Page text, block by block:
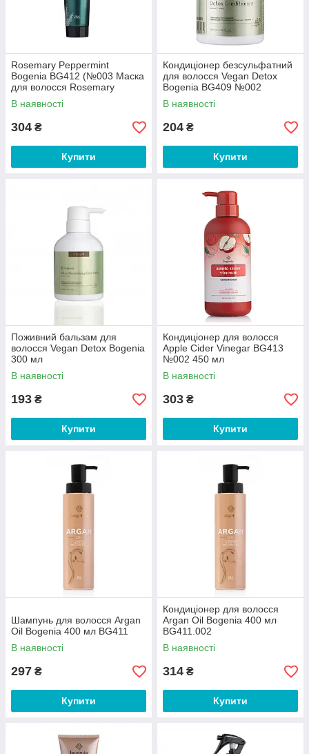
Rosemary Peppermint
Bogenia BG412 (№003 Маска
для волосся Rosemary
Peppermint (300 мл) (48/1))
В наявності
304 ₴
Купити
Кондиціонер безсульфатний
для волосся Vegan Detox
Bogenia BG409 №002
В наявності
204 ₴
Купити
Поживний бальзам для
волосся Vegan Detox Bogenia
300 мл
В наявності
193 ₴
Купити
Кондиціонер для волосся
Apple Cider Vinegar BG413
№002 450 мл
В наявності
303 ₴
Купити
Шампунь для волосся Argan
Oil Bogenia 400 мл BG411
В наявності
297 ₴
Купити
Кондиціонер для волосся
Argan Oil Bogenia 400 мл
BG411.002
В наявності
314 ₴
Купити